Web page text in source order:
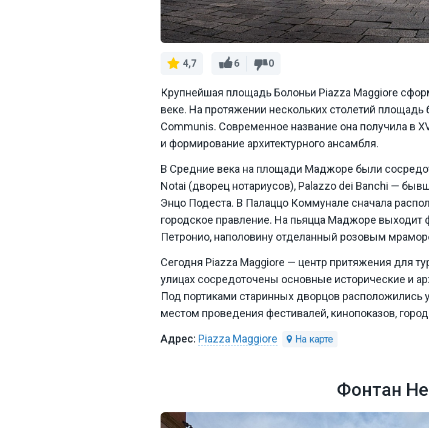
4,7 6 0
Крупнейшая площадь Болоньи Piazza Maggiore
веке. На протяжении нескольких столетий площадь
Communis. Современное название она получила в
и формирование архитектурного ансамбля.
В Средние века на площади Маджоре были
Notai (дворец нотариусов), Palazzo dei Banchi —
Энцо Подеста. В Палаццо Коммунале сначала
городское правление. На пьяцца Маджоре выходит
Петронио, наполовину отделанный розовым
Сегодня Piazza Maggiore — центр притяжения для
улицах сосредоточены основные исторические и
Под портиками старинных дворцов расположились
местом проведения фестивалей, кинопоказов,
Piazza Maggiore
Фонтан